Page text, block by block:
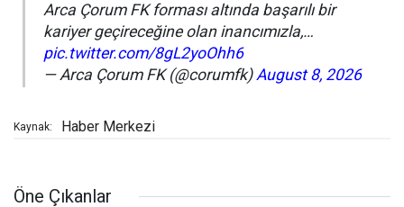
Arca Çorum FK forması altında başarılı bir
kariyer geçireceğine olan inancımızla,…
pic.twitter.com/8gL2yoOhh6
— Arca Çorum FK (@corumfk)August 8, 2026
Kaynak: Haber Merkezi
Öne Çıkanlar